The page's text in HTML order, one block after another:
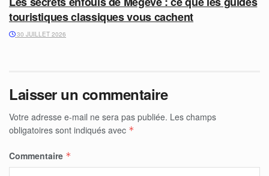
touristiques classiques vous cachent
30 JUILLET 2026
Laisser un commentaire
Votre adresse e-mail ne sera pas publiée. Les champs
obligatoires sont indiqués avec *
Commentaire *